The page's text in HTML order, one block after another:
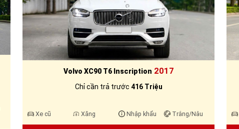
Volvo XC90 T6 Inscription 2017
Chỉ cần trả trước 416 Triệu
Xe cũ Xăng Nhập khẩu Trắng/Nâu